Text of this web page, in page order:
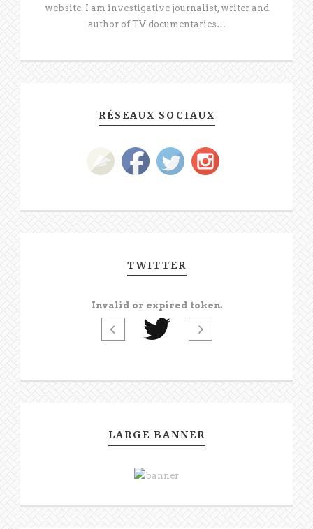
website. I am investigative journalist, writer and
author of TV documentaries…
RÉSEAUX SOCIAUX
TWITTER
Invalid or expired token.
LARGE BANNER